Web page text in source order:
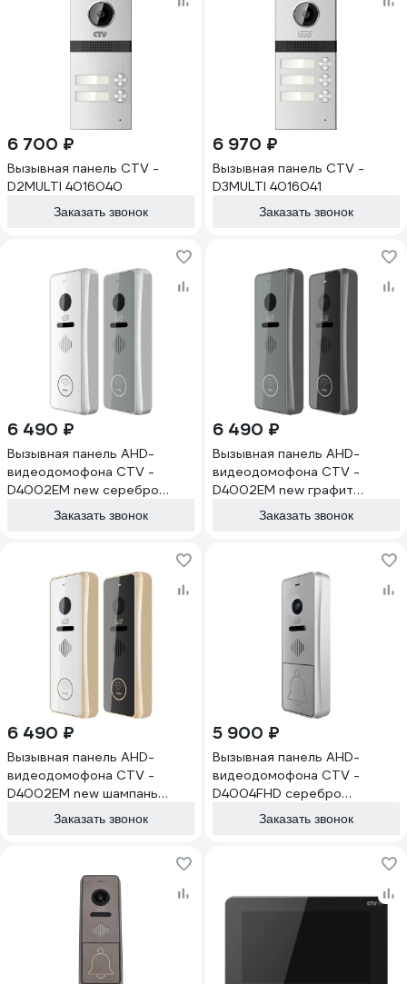
6 700 ₽
Вызывная панель CTV -
D2MULTI 4016040
Заказать звонок
6 970 ₽
Вызывная панель CTV -
D3MULTI 4016041
Заказать звонок
6 490 ₽
Вызывная панель AHD-
видеодомофона CTV -
D4002EM new серебро
4100126Заказать звонок
6 490 ₽
Вызывная панель AHD-
видеодомофона CTV -
D4002EM new графит
4100127Заказать звонок
6 490 ₽
Вызывная панель AHD-
видеодомофона CTV -
D4002EM new шампань
4100128Заказать звонок
5 900 ₽
Вызывная панель AHD-
видеодомофона CTV -
D4004FHD серебро
4100020Заказать звонок